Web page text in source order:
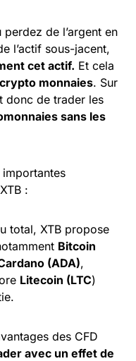
de l’argent en
l’actif sous-jacent,
cet actif. Et cela
crypto monnaies. Sur
donc de trader les
sans les
:
total, XTB propose
Bitcoin
(ADA),
Litecoin (LTC)
des CFD
avec un effet de